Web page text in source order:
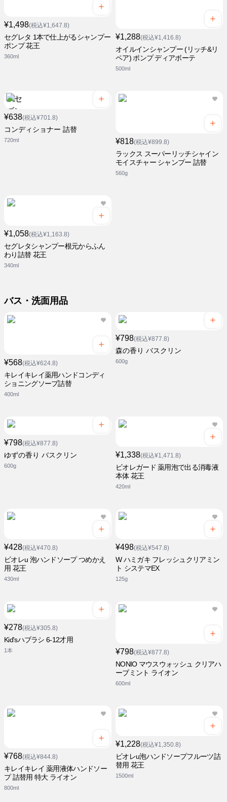
¥1,498(税込¥1,647.8)
セグレタ 1本で仕上がるシャンプー
ポンプ 花王
360ml
¥1,288(税込¥1,416.8)
オイルインシャンプー (リッチ&リ
ペア) ポンプ ディアボーテ
500ml
¥638(税込¥701.8)
コンディショナー 詰替
720ml ¥818(税込¥899.8)
ラックス スーパーリッチシャイン
モイスチャー シャンプー 詰替
560g
¥1,058(税込¥1,163.8)
セグレタシャンプー根元からふん
わり詰替 花王
340ml
バス・洗面用品
¥568(税込¥624.8)
キレイキレイ薬用ハンドコンディ
ショニングソープ詰替
400ml
¥798(税込¥877.8)
森の香り バスクリン
600g
¥798(税込¥877.8)
ゆずの香り バスクリン
600g
¥1,338(税込¥1,471.8)
ビオレガード 薬用泡で出る消毒液
本体 花王
420ml
¥428(税込¥470.8)
ビオレu 泡ハンドソープ つめかえ
用 花王
430ml
¥498(税込¥547.8)
W ハミガキ フレッシュクリアミン
ト システマEX
125g
¥278(税込¥305.8)
Kid'sハブラシ 6-12才用
1本 ¥798(税込¥877.8)
NONIO マウスウォッシュ クリアハ
ーブミント ライオン
600ml
¥768(税込¥844.8)
キレイキレイ 薬用液体ハンドソー
プ 詰替用 特大 ライオン
800ml
¥1,228(税込¥1,350.8)
ビオレu泡ハンドソープフルーツ詰
替用 花王
1500ml